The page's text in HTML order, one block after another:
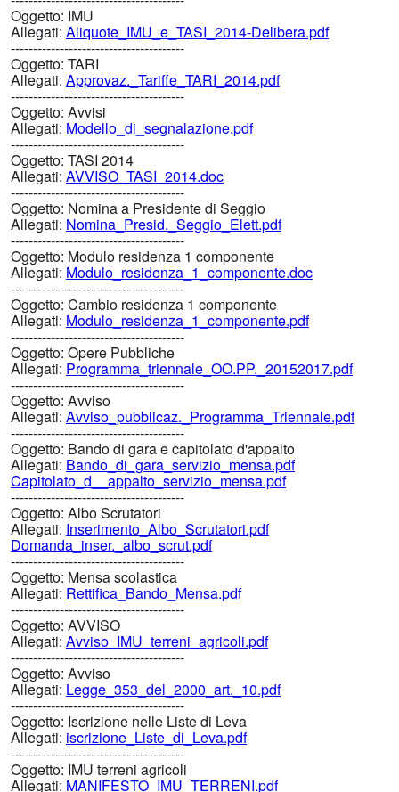
Oggetto: IMU
Allegati: Aliquote_IMU_e_TASI_2014-Delibera.pdf
---------------------------------------
Oggetto: TARI
Allegati: Approvaz._Tariffe_TARI_2014.pdf
---------------------------------------
Oggetto: Avvisi
Allegati: Modello_di_segnalazione.pdf
---------------------------------------
Oggetto: TASI 2014
Allegati: AVVISO_TASI_2014.doc
---------------------------------------
Oggetto: Nomina a Presidente di Seggio
Allegati: Nomina_Presid._Seggio_Elett.pdf
---------------------------------------
Oggetto: Modulo residenza 1 componente
Allegati: Modulo_residenza_1_componente.doc
---------------------------------------
Oggetto: Cambio residenza 1 componente
Allegati: Modulo_residenza_1_componente.pdf
---------------------------------------
Oggetto: Opere Pubbliche
Allegati: Programma_triennale_OO.PP._20152017.pdf
---------------------------------------
Oggetto: Avviso
Allegati: Avviso_pubblicaz._Programma_Triennale.pdf
---------------------------------------
Oggetto: Bando di gara e capitolato d'appalto
Allegati: Bando_di_gara_servizio_mensa.pdf
Capitolato_d__appalto_servizio_mensa.pdf
---------------------------------------
Oggetto: Albo Scrutatori
Allegati: Inserimento_Albo_Scrutatori.pdf
Domanda_inser._albo_scrut.pdf
---------------------------------------
Oggetto: Mensa scolastica
Allegati: Rettifica_Bando_Mensa.pdf
---------------------------------------
Oggetto: AVVISO
Allegati: Avviso_IMU_terreni_agricoli.pdf
---------------------------------------
Oggetto: Avviso
Allegati: Legge_353_del_2000_art._10.pdf
---------------------------------------
Oggetto: Iscrizione nelle Liste di Leva
Allegati: iscrizione_Liste_di_Leva.pdf
---------------------------------------
Oggetto: IMU terreni agricoli
Allegati: MANIFESTO_IMU_TERRENI.pdf